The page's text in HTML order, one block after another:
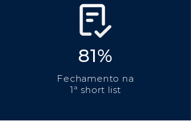
81%
Fechamento na
1ª short list